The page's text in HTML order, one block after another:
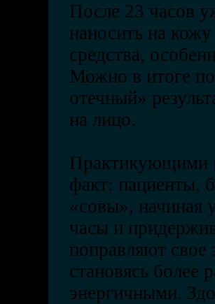
После 23 часов
наносить на
средства,
Можно в итоге
отечный»
на лицо.
Практикующими
факт: пациенты,
«совы», начиная
часы и
поправляют свое
становясь более
энергичными.